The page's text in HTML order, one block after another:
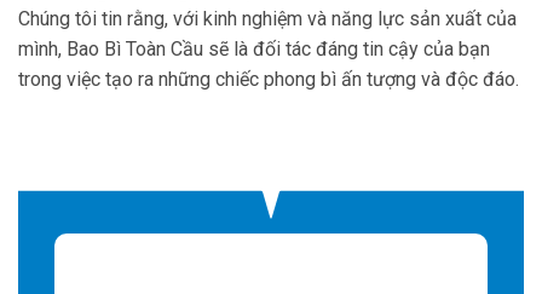
Chúng tôi tin rằng, với kinh nghiệm và năng lực sản xuất của
mình, Bao Bì Toàn Cầu sẽ là đối tác đáng tin cậy của bạn
trong việc tạo ra những chiếc phong bì ấn tượng và độc đáo.